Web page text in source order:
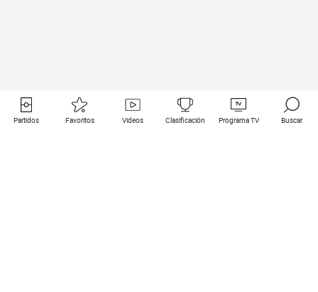
Partidos Favoritos Videos Clasificación Programa TV Buscar